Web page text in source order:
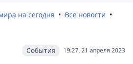
на сегодня
Все новости
19:27, 21 апреля 2023
События